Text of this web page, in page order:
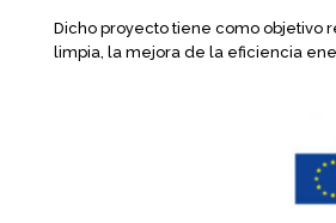
Dicho proyecto tiene como objetivo
limpia, la mejora de la eficiencia